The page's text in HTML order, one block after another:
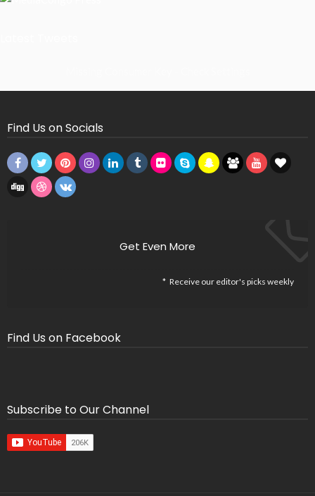
Find Us on Socials
Get Even More
Receive our editor's picks weekly
Find Us on Facebook
Subscribe to Our Channel